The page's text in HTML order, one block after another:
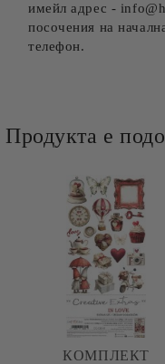
имейл адрес -
посочения на
телефон.
КОМПЛЕКТ